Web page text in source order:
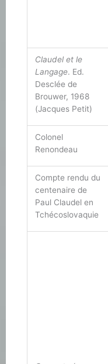
Claudel et le
Langage. Ed.
Desclée de
Brouwer, 1968
(Jacques Petit)
Colonel
Renondeau
Compte rendu du
centenaire de
Paul Claudel en
Tchécoslovaquie